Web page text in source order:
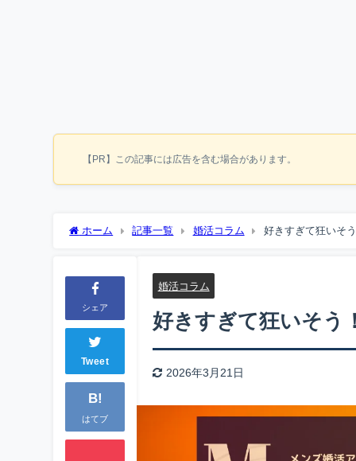
【PR】この記事には広告を含む場合があります。
ホーム 記事一覧 婚活コラム 好きすぎて狂いそ
シェア
Tweet
B!
はてブ
婚活コラム
好きすぎて狂いそう
2026年3月21日